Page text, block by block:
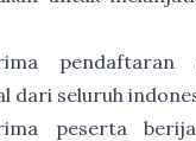
pendaftaran
dari seluruh
peserta